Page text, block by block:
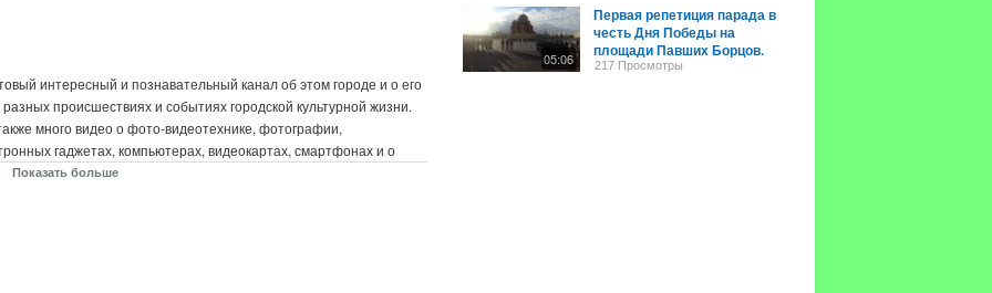
интересный и познавательный канал об этом городе и о его
происшествиях и событиях городской культурной жизни.
много видео о фото-видеотехнике, фотографии,
гаджетах, компьютерах, видеокартах, смартфонах и о
3D-игр на мощном компьютере с процессором Intel Core i7
вызывающий лютую чёрную зависть босяцких, БОМЖ-ацких
видео по душе. На канале уже 3700 подписчиков и 2 800 000
Показать больше
05:06
Первая репетиция парада в
честь Дня Победы на
площади Павших Борцов.
Волгоград. 2024 год 2 мая
217 Просмотры